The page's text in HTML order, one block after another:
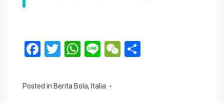
F
ce
T
tt
W
at
Li
e
W
Posted in Berita Bola, Italia